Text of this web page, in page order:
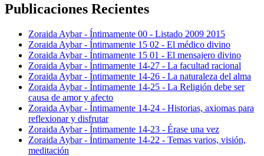
Publicaciones Recientes
Zoraida Aybar - Íntimamente 00 - Listado 2009 2015
Zoraida Aybar - Íntimamente 15 02 - El médico divino
Zoraida Aybar - Íntimamente 15 01 - El mensajero divino
Zoraida Aybar - Íntimamente 14-27 - La facultad racional
Zoraida Aybar - Íntimamente 14-26 - La naturaleza del alma
Zoraida Aybar - Íntimamente 14-25 - La Religión debe ser
causa de amor y afecto
Zoraida Aybar - Íntimamente 14-24 - Historias, axiomas para
reflexionar y disfrutar
Zoraida Aybar - Íntimamente 14-23 - Érase una vez
Zoraida Aybar - Íntimamente 14-22 - Temas varios, visión,
meditación